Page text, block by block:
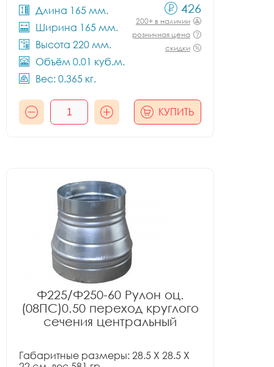
Длина 165 мм.
Ширина 165 мм.
Высота 220 мм.
Объём 0.01 куб.м.
Вес: 0.365 кг.
426
200+ в наличии
розничная цена
скидки
КУПИТЬ
Ф225/Ф250-60 Рулон оц.
(08ПС)0.50 переход круглого
сечения центральный
Габаритные размеры: 28.5 X 28.5 X